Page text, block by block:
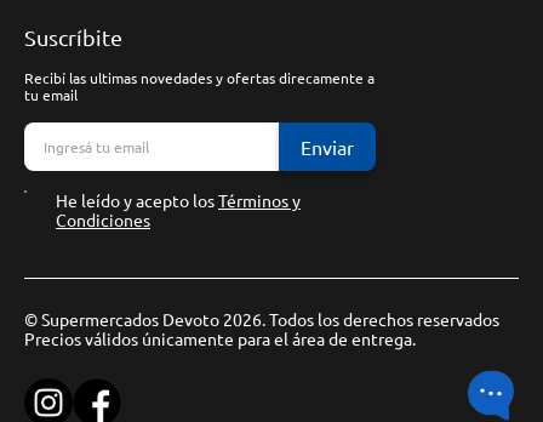
Suscríbite
Recibí las ultimas novedades y ofertas direcamente a
tu email
Enviar
He leído y acepto losTérminos y
Condiciones
© Supermercados Devoto 2026. Todos los derechos reservados
Precios válidos únicamente para el área de entrega.